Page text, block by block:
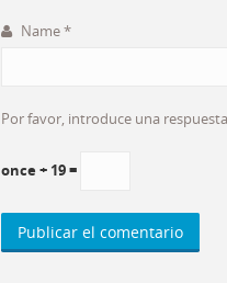
Name*
Por favor, introduce una
once + 19 =